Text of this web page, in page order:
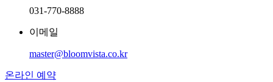
031-770-8888
이메일
master@bloomvista.co.kr
온라인 예약